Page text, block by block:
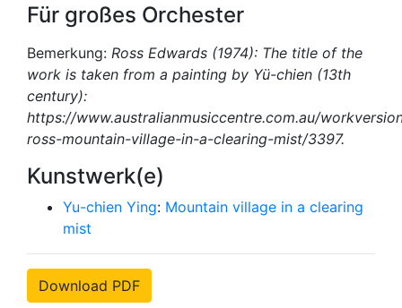
Für großes Orchester
Bemerkung: Ross Edwards (1974): The title of the
work is taken from a painting by Yü-chien (13th
century):
https://www.australianmusiccentre.com.au/
ross-mountain-village-in-a-clearing-mist/3397.
Kunstwerk(e)
Yu-chien Ying: Mountain village in a clearing
mist
Download PDF